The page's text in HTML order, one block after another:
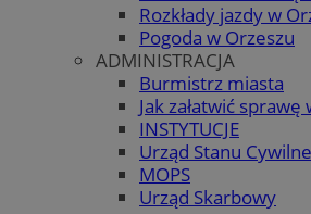
Rozkłady jazdy w
Pogoda w Orzeszu
ADMINISTRACJA
Burmistrz miasta
Jak załatwić
INSTYTUCJE
Urząd Stanu
MOPS
Urząd Skarbowy